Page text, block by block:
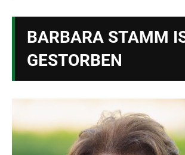
BARBARA STAMM
GESTORBEN